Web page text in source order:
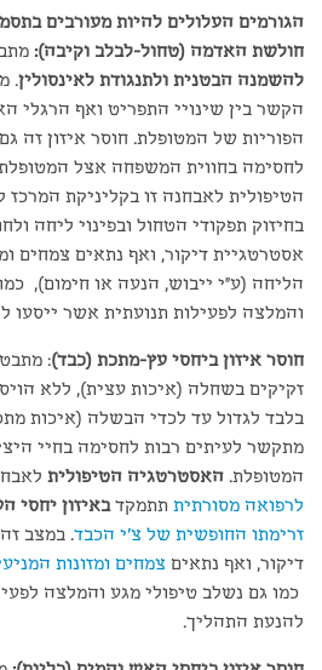
הגורמים העלולים להיות מעורבים
חולשת האדמה (טחול-לבלב וקיבה):
להשמנה הבטנית ולתנגודת לאינסולין.
הקשר בין שינויי התפריט ואף הרגלי
הפוריות של המטופלת. חוסר איזון זה
לחסימה בחווית המשפחה אצל
הטיפולית לאבחנה זו בקליניקת
בחיזוק תפקודי הטחול ובפינוי ליחה
אסטרטגיית דיקור, ואף נתאים צמחים
הליחה (ע"י ייבוש, הנעה או חימום),
והמלצה לפעילות תנועתית אשר ייסעו
חוסר איזון ביחסי עץ-מתכת (כבד):
זקיקים בשחלה (איכות עצית), ללא
בלבד לגדול עד לכדי הבשלה (איכות
מתקשר לעיתים רבות לחסימה בחיי
המטופלת. האסטרטגיה הטיפולית
לרפואה מסורתית תתמקדבאיזון יחסי
זרימתו החופשית של צ'י הכבד. במצב
דיקור, ואף נתאים צמחים ומזונות
כמו גם נשלב טיפולי מגע והמלצה
להנעת התהליך.